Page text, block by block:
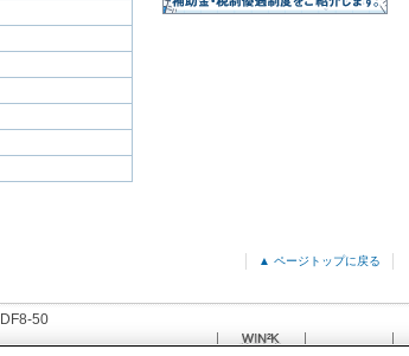
▲ ページトップに戻る
50